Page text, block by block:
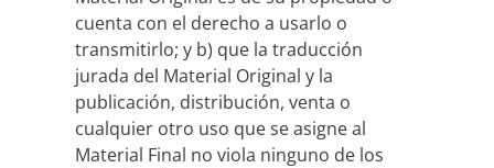
cuenta con el derecho a usarlo o
transmitirlo; y b) que la traducción
jurada del Material Original y la
publicación, distribución, venta o
cualquier otro uso que se asigne al
Material Final no viola ninguno de los